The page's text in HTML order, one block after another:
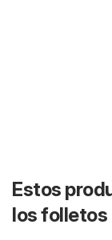
Estos
los folletos